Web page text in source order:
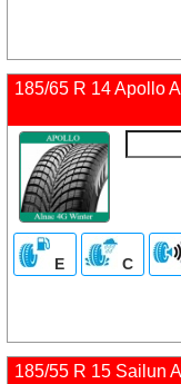
185/65 R 14 Apollo
E C
185/55 R 15 Sailun